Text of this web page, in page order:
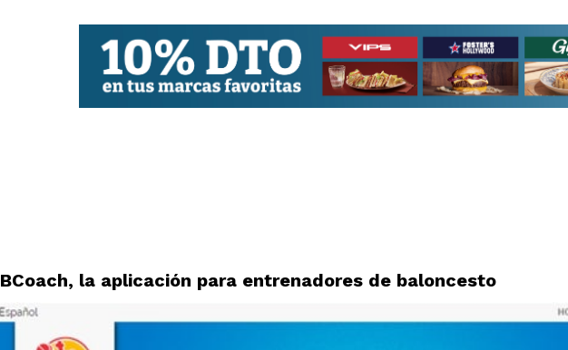
BCoach, la aplicación para entrenadores de baloncesto